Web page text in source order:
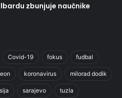
zbunjuje naučnike
Covid-19 fokus fudbal
koronavirus milorad dodik
sarajevo tuzla